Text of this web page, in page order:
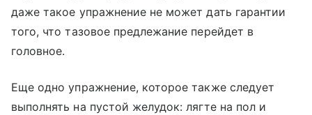
даже такое упражнение не может дать гарантии
того, что тазовое предлежание перейдет в
головное.
Еще одно упражнение, которое также следует
выполнять на пустой желудок: лягте на пол и